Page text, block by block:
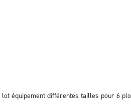
équipement différentes tailles pour 6